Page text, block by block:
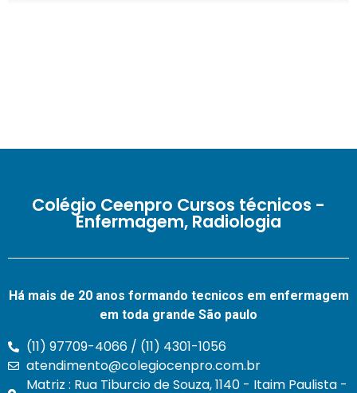
Colégio Ceenpro Cursos técnicos -
Enfermagem, Radiologia
Há mais de 20 anos formando tecnicos em enfermagem
em toda grande São paulo
(11) 97709-4066 / (11) 4301-1056
atendimento@colegiocenpro.com.br
Matriz : Rua Tiburcio de Souza, 1140 - Itaim Paulista -